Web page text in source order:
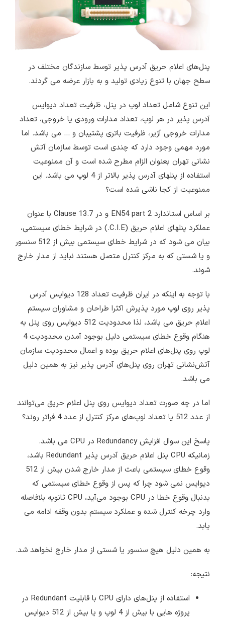
پنل‌های اعلام حریق آدرس پذیر توسط سازندگان مختلف در
سطح جهان با تنوع زیادی تولید و به بازار عرضه می گردند.
این تنوع شامل تعداد لوپ در پنل، ظرفیت تعداد دیوایس
آدرس پذیر در هر لوپ، تعداد مدارات ورودی یا خروجی، تعداد
مدارات خروجی آژیر، ظرفیت باتری پشتیبان و … می باشد. اما
مورد مهمی وجود دارد که چندی است توسط سازمان آتش
نشانی تهران بعنوان الزام مطرح شده است و آن ممنوعیت
استفاده از پنلهای آدرس پذیر بالاتر از 4 لوپ می باشد. این
ممنوعیت از کجا ناشی شده است؟
بر اساس استاندارد EN54 part 2 و در Clause 13.7 با عنوان
عملکرد پنلهای اعلام حریق (C.I.E.) در شرایط خطای سیستمی،
بیان می شود که در شرایط خطای سیستمی بیش از 512 سنسور
و یا شستی که به مرکز کنترل متصل هستند نباید از مدار خارج
شوند.
با توجه به اینکه در ایران ظرفیت تعداد 128 دیوایس آدرس
پذیر روی لوپ مورد پذیرش اکثرا طراحان و مشاوران سیستم
اعلام حریق می باشد، لذا محدودیت 512 دیوایس روی پنل به
هنگام وقوع خطای سیستمی دلیل بوجود آمدن محدودیت 4
لوپ روی پنل‌های اعلام حریق بوده و اعمال محدودیت سازمان
آتش‌نشانی تهران روی پنل‌های آدرس پذیر نیز به همین دلیل
می باشد.
اما در چه صورت تعداد دیوایس روی پنل اعلام حریق می‌توانند
از عدد 512 یا تعداد لوپ‌های مرکز کنترل از عدد 4 فراتر روند؟
پاسخ این سوال افزایش Redundancy در CPU می باشد.
زمانیکه CPU پنل اعلام حریق آدرس پذیر Redundant باشد،
وقوع خطای سیستمی باعث از مدار خارج شدن بیش از 512
دیوایس نمی شود چرا که پس از وقوع خطای سیستمی که
بدنبال وقوع خطا در CPU بوجود می‌آید، CPU ثانویه بلافاصله
وارد چرخه کنترل شده و عملکرد سیستم بدون وقفه ادامه می
یابد.
به همین دلیل هیچ سنسور یا شستی از مدار خارج نخواهد شد.
نتیجه:
استفاده از پنل‌های دارای CPU با قابلیت Redundant در
پروژه هایی با بیش از 4 لوپ و یا بیش از 512 دیوایس